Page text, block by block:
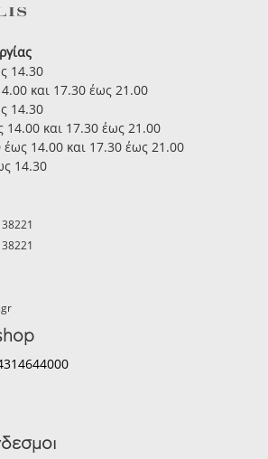
14.30
και 17.30 έως 21.00
14.30
και 17.30 έως 21.00
14.00 και 17.30 έως 21.00
14.30